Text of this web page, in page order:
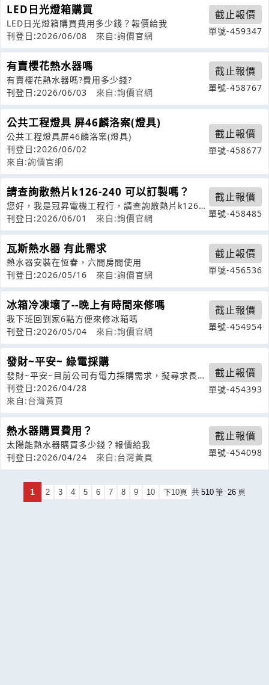
LED日光燈箱購買
LED日光燈箱購買費用多少錢？報價給我
刊登日:2026/06/08
來自:詢價官網
截止報價
單號-459347
有賣櫻花熱水器嗎
有賣櫻花熱水器嗎?費用多少錢?
刊登日:2026/06/03
來自:詢價官網
截止報價
單號-458767
公共工程燈具 屏46麟洛案(燈具)
公共工程燈具屏46麟洛案(燈具)
刊登日:2026/06/02
來自:詢價官網
截止報價
單號-458677
請查詢散熱片k126-240 可以訂製嗎？
您好，我是冠昇電機工程行，請查詢散熱片k126-
240可以訂製嗎？（這個材料在1
刊登日:2026/06/01 來自:詢價官網
截止報價
單號-458485
瓦斯熱水器 有此需求
熱水器安裝在恆春，六間房間使用
刊登日:2026/05/16
來自:詢價官網
截止報價
單號-456536
冰箱冷凍壞了--晚上有時間來修嗎
我下班回到家6點方便來修冰箱嗎
刊登日:2026/05/04
來自:詢價官網
截止報價
單號-454954
發財~平安~ 綠電採購
發財~平安~目前公司有電力採購需求，擬尋求長期
穩定之電力供應來源，想請問貴公司提
刊登日:2026/04/28
來自:台灣黃頁
截止報價
單號-454393
熱水器購買費用？
太陽能熱水器購買多少錢？報價給我
刊登日:2026/04/24
來自:台灣黃頁
截止報價
單號-454098
1 2 3 4 5 6 7 8 9 10 下10頁 共 510 筆 26 頁